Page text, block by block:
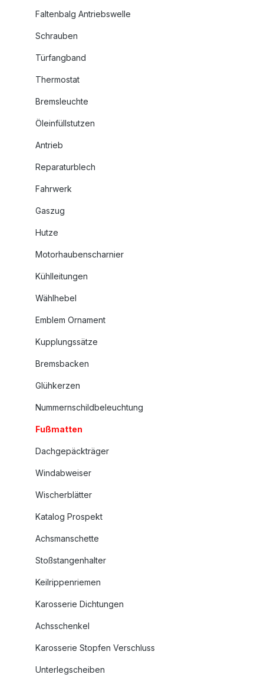
Faltenbalg Antriebswelle
Schrauben
Türfangband
Thermostat
Bremsleuchte
Öleinfüllstutzen
Antrieb
Reparaturblech
Fahrwerk
Gaszug
Hutze
Motorhaubenscharnier
Kühlleitungen
Wählhebel
Emblem Ornament
Kupplungssätze
Bremsbacken
Glühkerzen
Nummernschildbeleuchtung
Fußmatten
Dachgepäckträger
Windabweiser
Wischerblätter
Katalog Prospekt
Achsmanschette
Stoßstangenhalter
Keilrippenriemen
Karosserie Dichtungen
Achsschenkel
Karosserie Stopfen Verschluss
Unterlegscheiben